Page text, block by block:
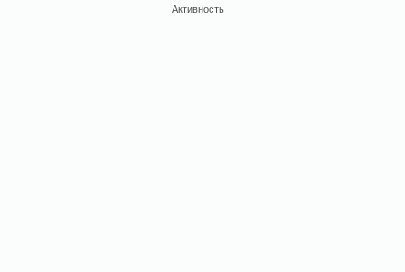
Активность